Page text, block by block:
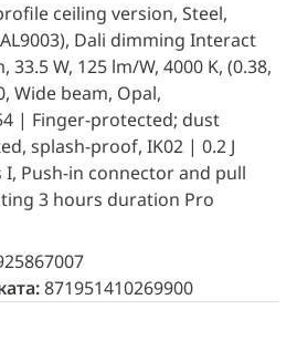
ceiling version, Steel,
Dali dimming Interact
33.5 W, 125 lm/W, 4000 K, (0.38,
Wide beam, Opal,
| Finger-protected; dust
splash-proof, IK02 | 0.2 J
I, Push-in connector and pull
3 hours duration Pro
871951410269900